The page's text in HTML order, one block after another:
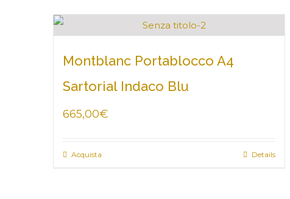
Montblanc Portablocco A4
Sartorial Indaco Blu
665,00€
Acquista Details